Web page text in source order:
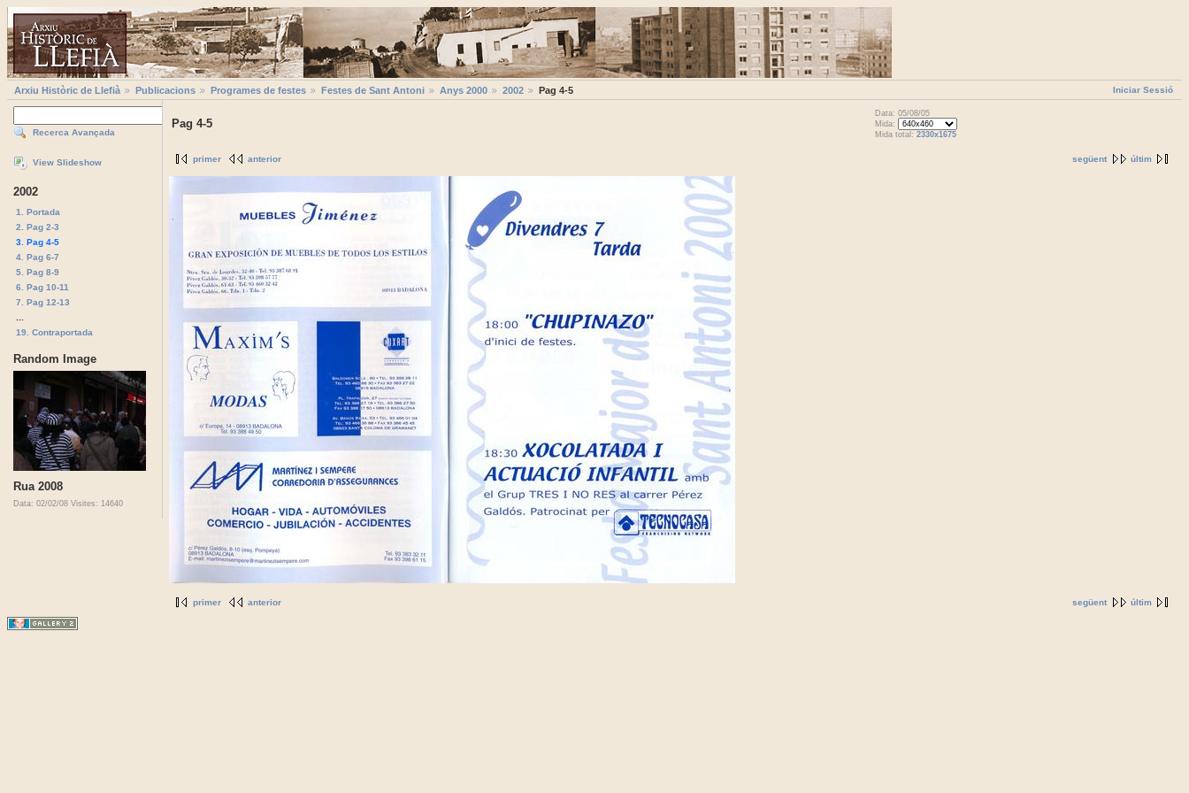
Iniciar Sessió
Arxiu Històric de Llefià Publicacions Programes de festes Festes de Sant Antoni Anys 2000 2002 Pag 4-5
Recerca Avançada
View Slideshow
2002
1. Portada
2. Pag 2-3
3. Pag 4-5
4. Pag 6-7
5. Pag 8-9
6. Pag 10-11
7. Pag 12-13
19. Contraportada
Random Image
Rua 2008
Data: 02/02/08 Visites: 14640
Pag 4-5
Data: 05/08/05
Mida:
Mida total: 2330x1675
següent últim
primer anterior
següent últim
primer anterior